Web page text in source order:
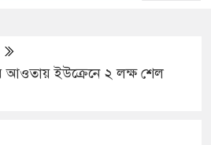
আওতায় ইউক্রেনে ২ লক্ষ শেল